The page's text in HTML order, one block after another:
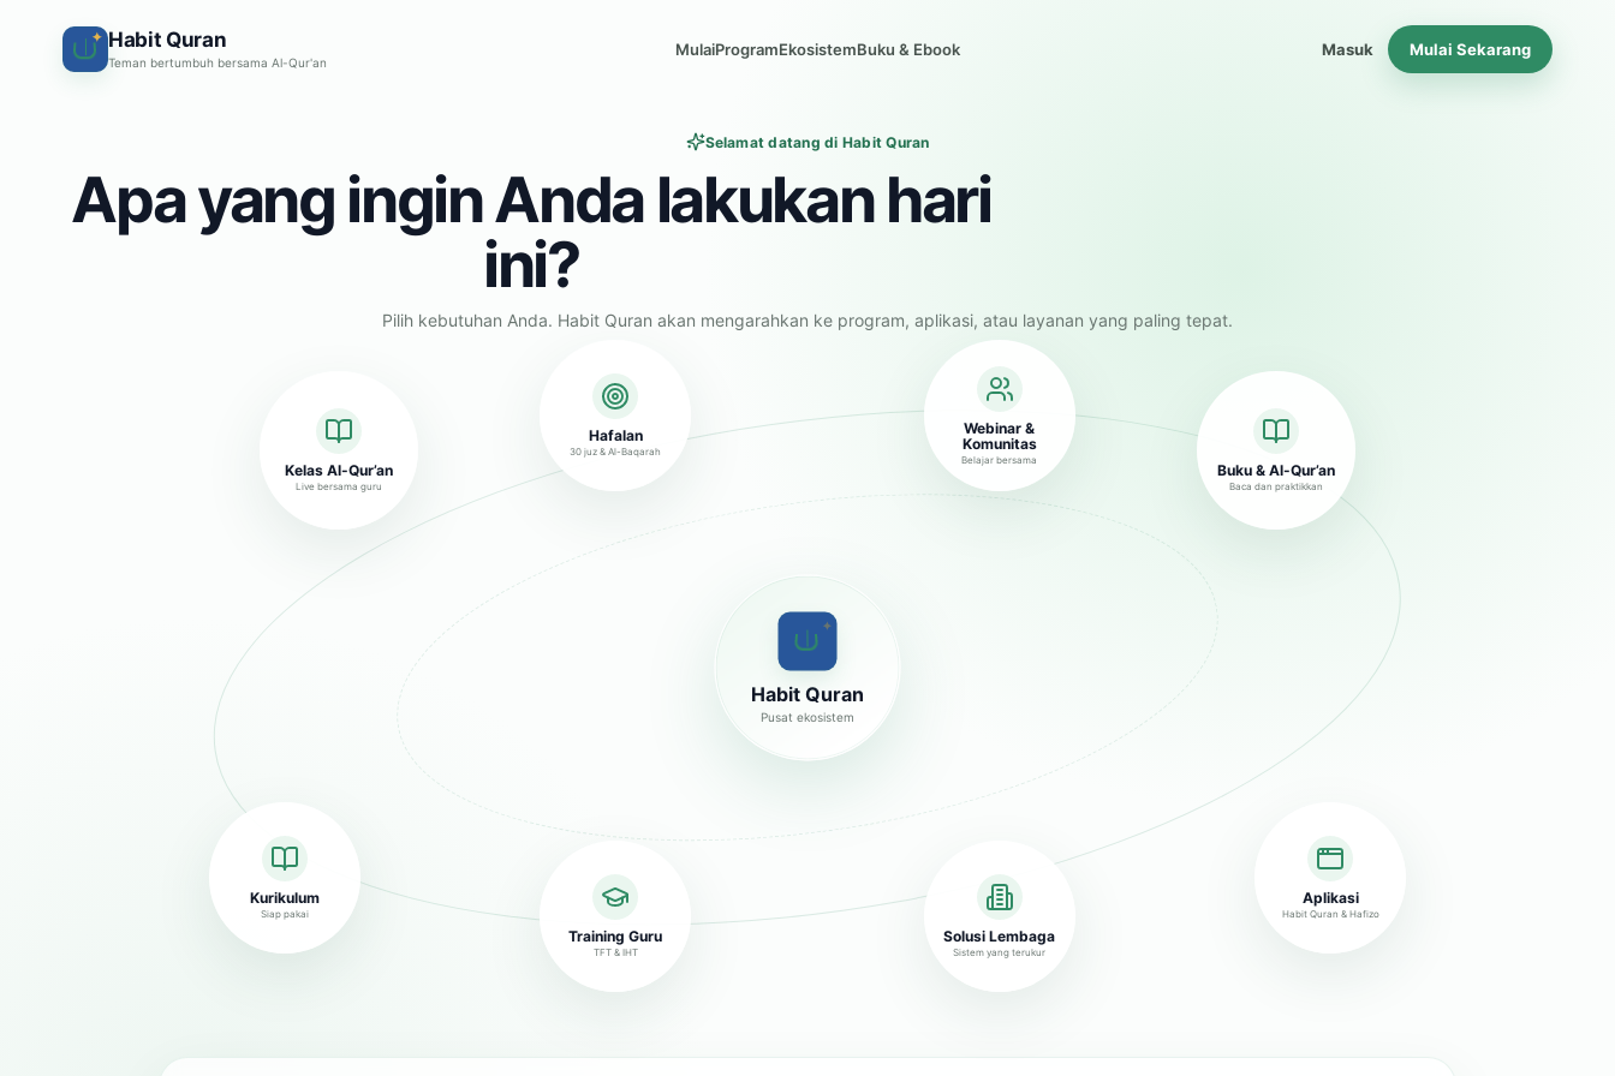
✦ Habit Quran
Teman bertumbuh bersama Al-Qur'an
MulaiProgramEkosistemBuku & Ebook Masuk Mulai Sekarang
Selamat datang di Habit Quran
Apa yang ingin Anda lakukan hari
ini?
Pilih kebutuhan Anda. Habit Quran akan mengarahkan ke program, aplikasi, atau layanan yang paling tepat.
✦
Habit Quran
Pusat ekosistem
Kelas Al-Qur’an
Live bersama guru
Hafalan
30 juz & Al-Baqarah
Buku & Al-Qur’an
Baca dan praktikkan
Training Guru
TFT & IHT
Solusi Lembaga
Sistem yang terukur
Kurikulum
Siap pakai
Aplikasi
Habit Quran & Hafizo
Webinar &
Komunitas
Belajar bersama